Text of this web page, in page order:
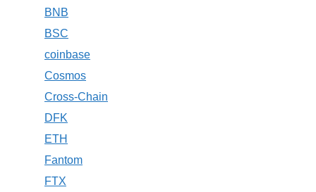
BNB
BSC
coinbase
Cosmos
Cross-Chain
DFK
ETH
Fantom
FTX